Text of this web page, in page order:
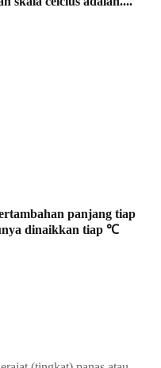
panjang tiap
dinaikkan tiap ℃